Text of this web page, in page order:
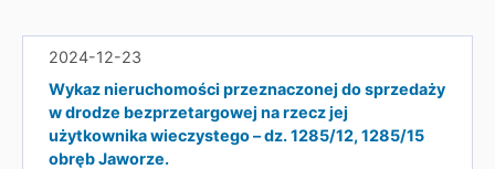
2024-12-23
Wykaz nieruchomości przeznaczonej do sprzedaży
w drodze bezprzetargowej na rzecz jej
użytkownika wieczystego – dz. 1285/12, 1285/15
obręb Jaworze.